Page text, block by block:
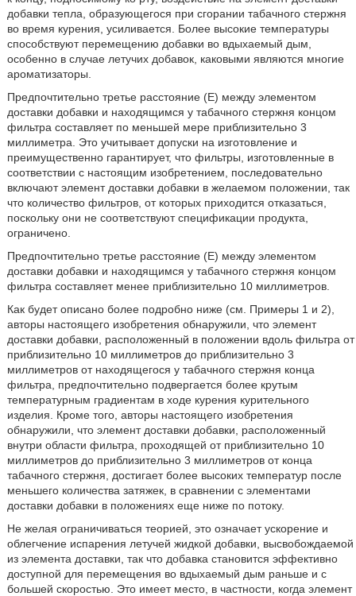
добавки тепла, образующегося при сгорании табачного стержня
во время курения, усиливается. Более высокие температуры
способствуют перемещению добавки во вдыхаемый дым,
особенно в случае летучих добавок, каковыми являются многие
ароматизаторы.
Предпочтительно третье расстояние (E) между элементом
доставки добавки и находящимся у табачного стержня концом
фильтра составляет по меньшей мере приблизительно 3
миллиметра. Это учитывает допуски на изготовление и
преимущественно гарантирует, что фильтры, изготовленные в
соответствии с настоящим изобретением, последовательно
включают элемент доставки добавки в желаемом положении, так
что количество фильтров, от которых приходится отказаться,
поскольку они не соответствуют спецификации продукта,
ограничено.
Предпочтительно третье расстояние (E) между элементом
доставки добавки и находящимся у табачного стержня концом
фильтра составляет менее приблизительно 10 миллиметров.
Как будет описано более подробно ниже (см. Примеры 1 и 2),
авторы настоящего изобретения обнаружили, что элемент
доставки добавки, расположенный в положении вдоль фильтра от
приблизительно 10 миллиметров до приблизительно 3
миллиметров от находящегося у табачного стержня конца
фильтра, предпочтительно подвергается более крутым
температурным градиентам в ходе курения курительного
изделия. Кроме того, авторы настоящего изобретения
обнаружили, что элемент доставки добавки, расположенный
внутри области фильтра, проходящей от приблизительно 10
миллиметров до приблизительно 3 миллиметров от конца
табачного стержня, достигает более высоких температур после
меньшего количества затяжек, в сравнении с элементами
доставки добавки в положениях еще ниже по потоку.
Не желая ограничиваться теорией, это означает ускорение и
облегчение испарения летучей жидкой добавки, высвобождаемой
из элемента доставки, так что добавка становится эффективно
доступной для перемещения во вдыхаемый дым раньше и с
большей скоростью. Это имеет место, в частности, когда элемент